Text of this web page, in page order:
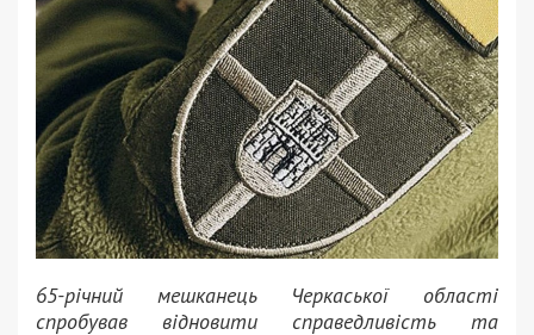
65-річний мешканець Черкаської області
спробував відновити справедливість та